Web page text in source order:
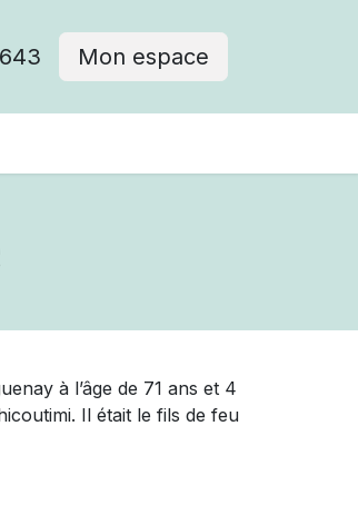
Mon espace
à l’âge de 71 ans et 4
Il était le fils de feu